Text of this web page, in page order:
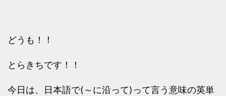
どうも！！
とらきちです！！
今日は、日本語で(～に沿って)って言う意味の英単